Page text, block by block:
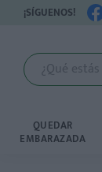
¡SÍGUENOS!
QUEDAR
EMBARAZADA